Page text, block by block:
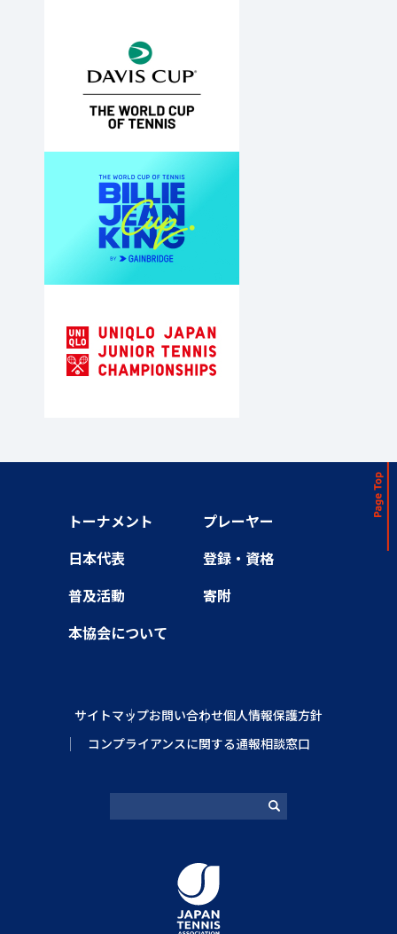
トーナメント
プレーヤー
日本代表
登録・資格
普及活動
寄附
本協会について
サイトマップお問い合わせ個人情報保護方針
コンプライアンスに関する通報相談窓口